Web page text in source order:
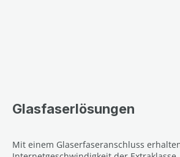
Glasfaserlösungen
Mit einem Glaserfaseranschluss